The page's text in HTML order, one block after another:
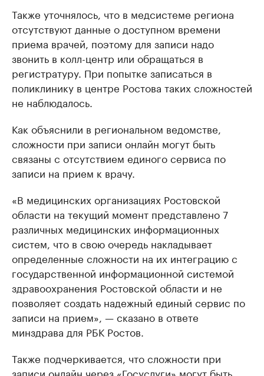
Также уточнялось, что в медсистеме региона
отсутствуют данные о доступном времени
приема врачей, поэтому для записи надо
звонить в колл-центр или обращаться в
регистратуру. При попытке записаться в
поликлинику в центре Ростова таких сложностей
не наблюдалось.
Как объяснили в региональном ведомстве,
сложности при записи онлайн могут быть
связаны с отсутствием единого сервиса по
записи на прием к врачу.
«В медицинских организациях Ростовской
области на текущий момент представлено 7
различных медицинских информационных
систем, что в свою очередь накладывает
определенные сложности на их интеграцию с
государственной информационной системой
здравоохранения Ростовской области и не
позволяет создать надежный единый сервис по
записи на прием», — сказано в ответе
минздрава для РБК Ростов.
Также подчеркивается, что сложности при
записи онлайн через «Госуслуги» могут быть